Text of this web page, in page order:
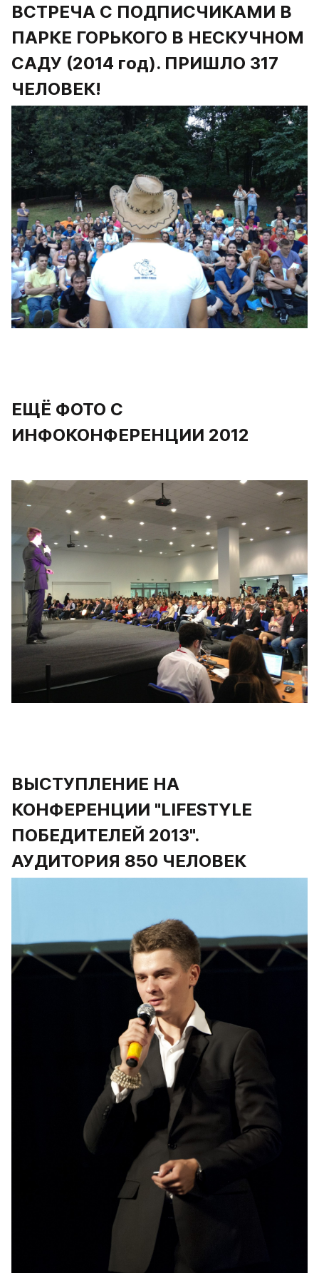
ВСТРЕЧА С ПОДПИСЧИКАМИ В
ПАРКЕ ГОРЬКОГО В НЕСКУЧНОМ
САДУ (2014 год). ПРИШЛО 317
ЧЕЛОВЕК!
ЕЩЁ ФОТО С
ИНФОКОНФЕРЕНЦИИ 2012
ВЫСТУПЛЕНИЕ НА
КОНФЕРЕНЦИИ "LIFESTYLE
ПОБЕДИТЕЛЕЙ 2013".
АУДИТОРИЯ 850 ЧЕЛОВЕК